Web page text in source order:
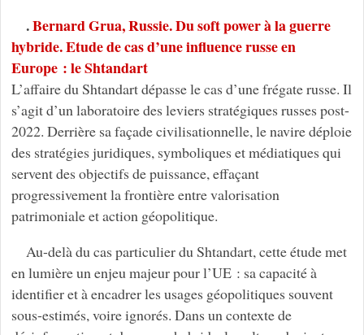
.Bernard Grua, Russie. Du soft power à la guerre
hybride. Etude de cas d’une influence russe en
Europe : le Shtandart
L’affaire du Shtandart dépasse le cas d’une frégate russe. Il
s’agit d’un laboratoire des leviers stratégiques russes post-
2022. Derrière sa façade civilisationnelle, le navire déploie
des stratégies juridiques, symboliques et médiatiques qui
servent des objectifs de puissance, effaçant
progressivement la frontière entre valorisation
patrimoniale et action géopolitique.
Au-delà du cas particulier du Shtandart, cette étude met
en lumière un enjeu majeur pour l’UE : sa capacité à
identifier et à encadrer les usages géopolitiques souvent
sous-estimés, voire ignorés. Dans un contexte de